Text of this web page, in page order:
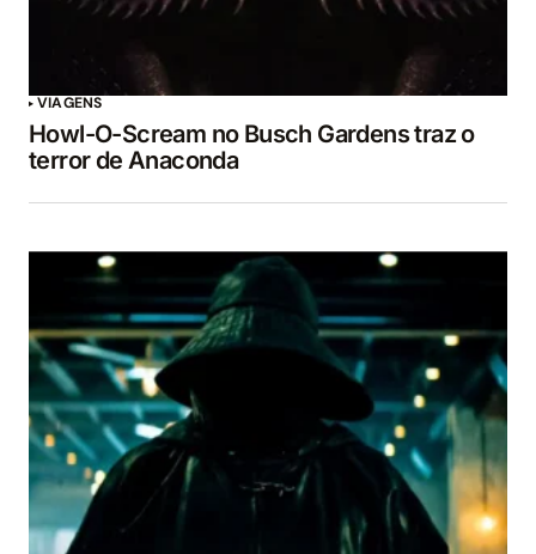
VIAGENS
Howl-O-Scream no Busch Gardens traz o
terror de Anaconda